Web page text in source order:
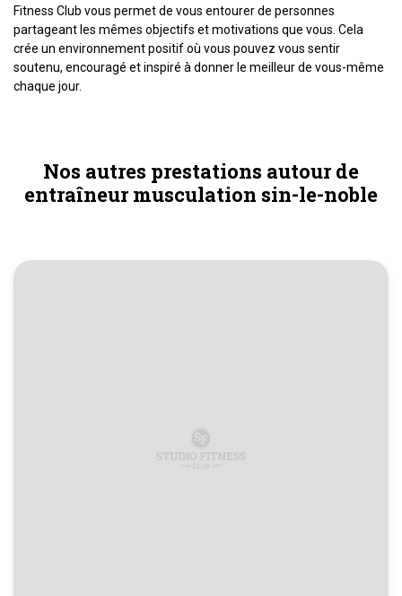
Fitness Club vous permet de vous entourer de personnes
partageant les mêmes objectifs et motivations que vous. Cela
crée un environnement positif où vous pouvez vous sentir
soutenu, encouragé et inspiré à donner le meilleur de vous-même
chaque jour.
Nos autres prestations autour de
entraîneur musculation sin-le-noble